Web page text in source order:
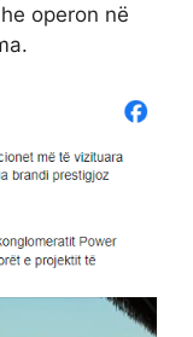
operon në